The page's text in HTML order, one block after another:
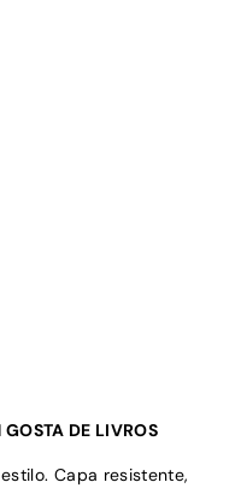
DE LIVROS
Capa resistente,